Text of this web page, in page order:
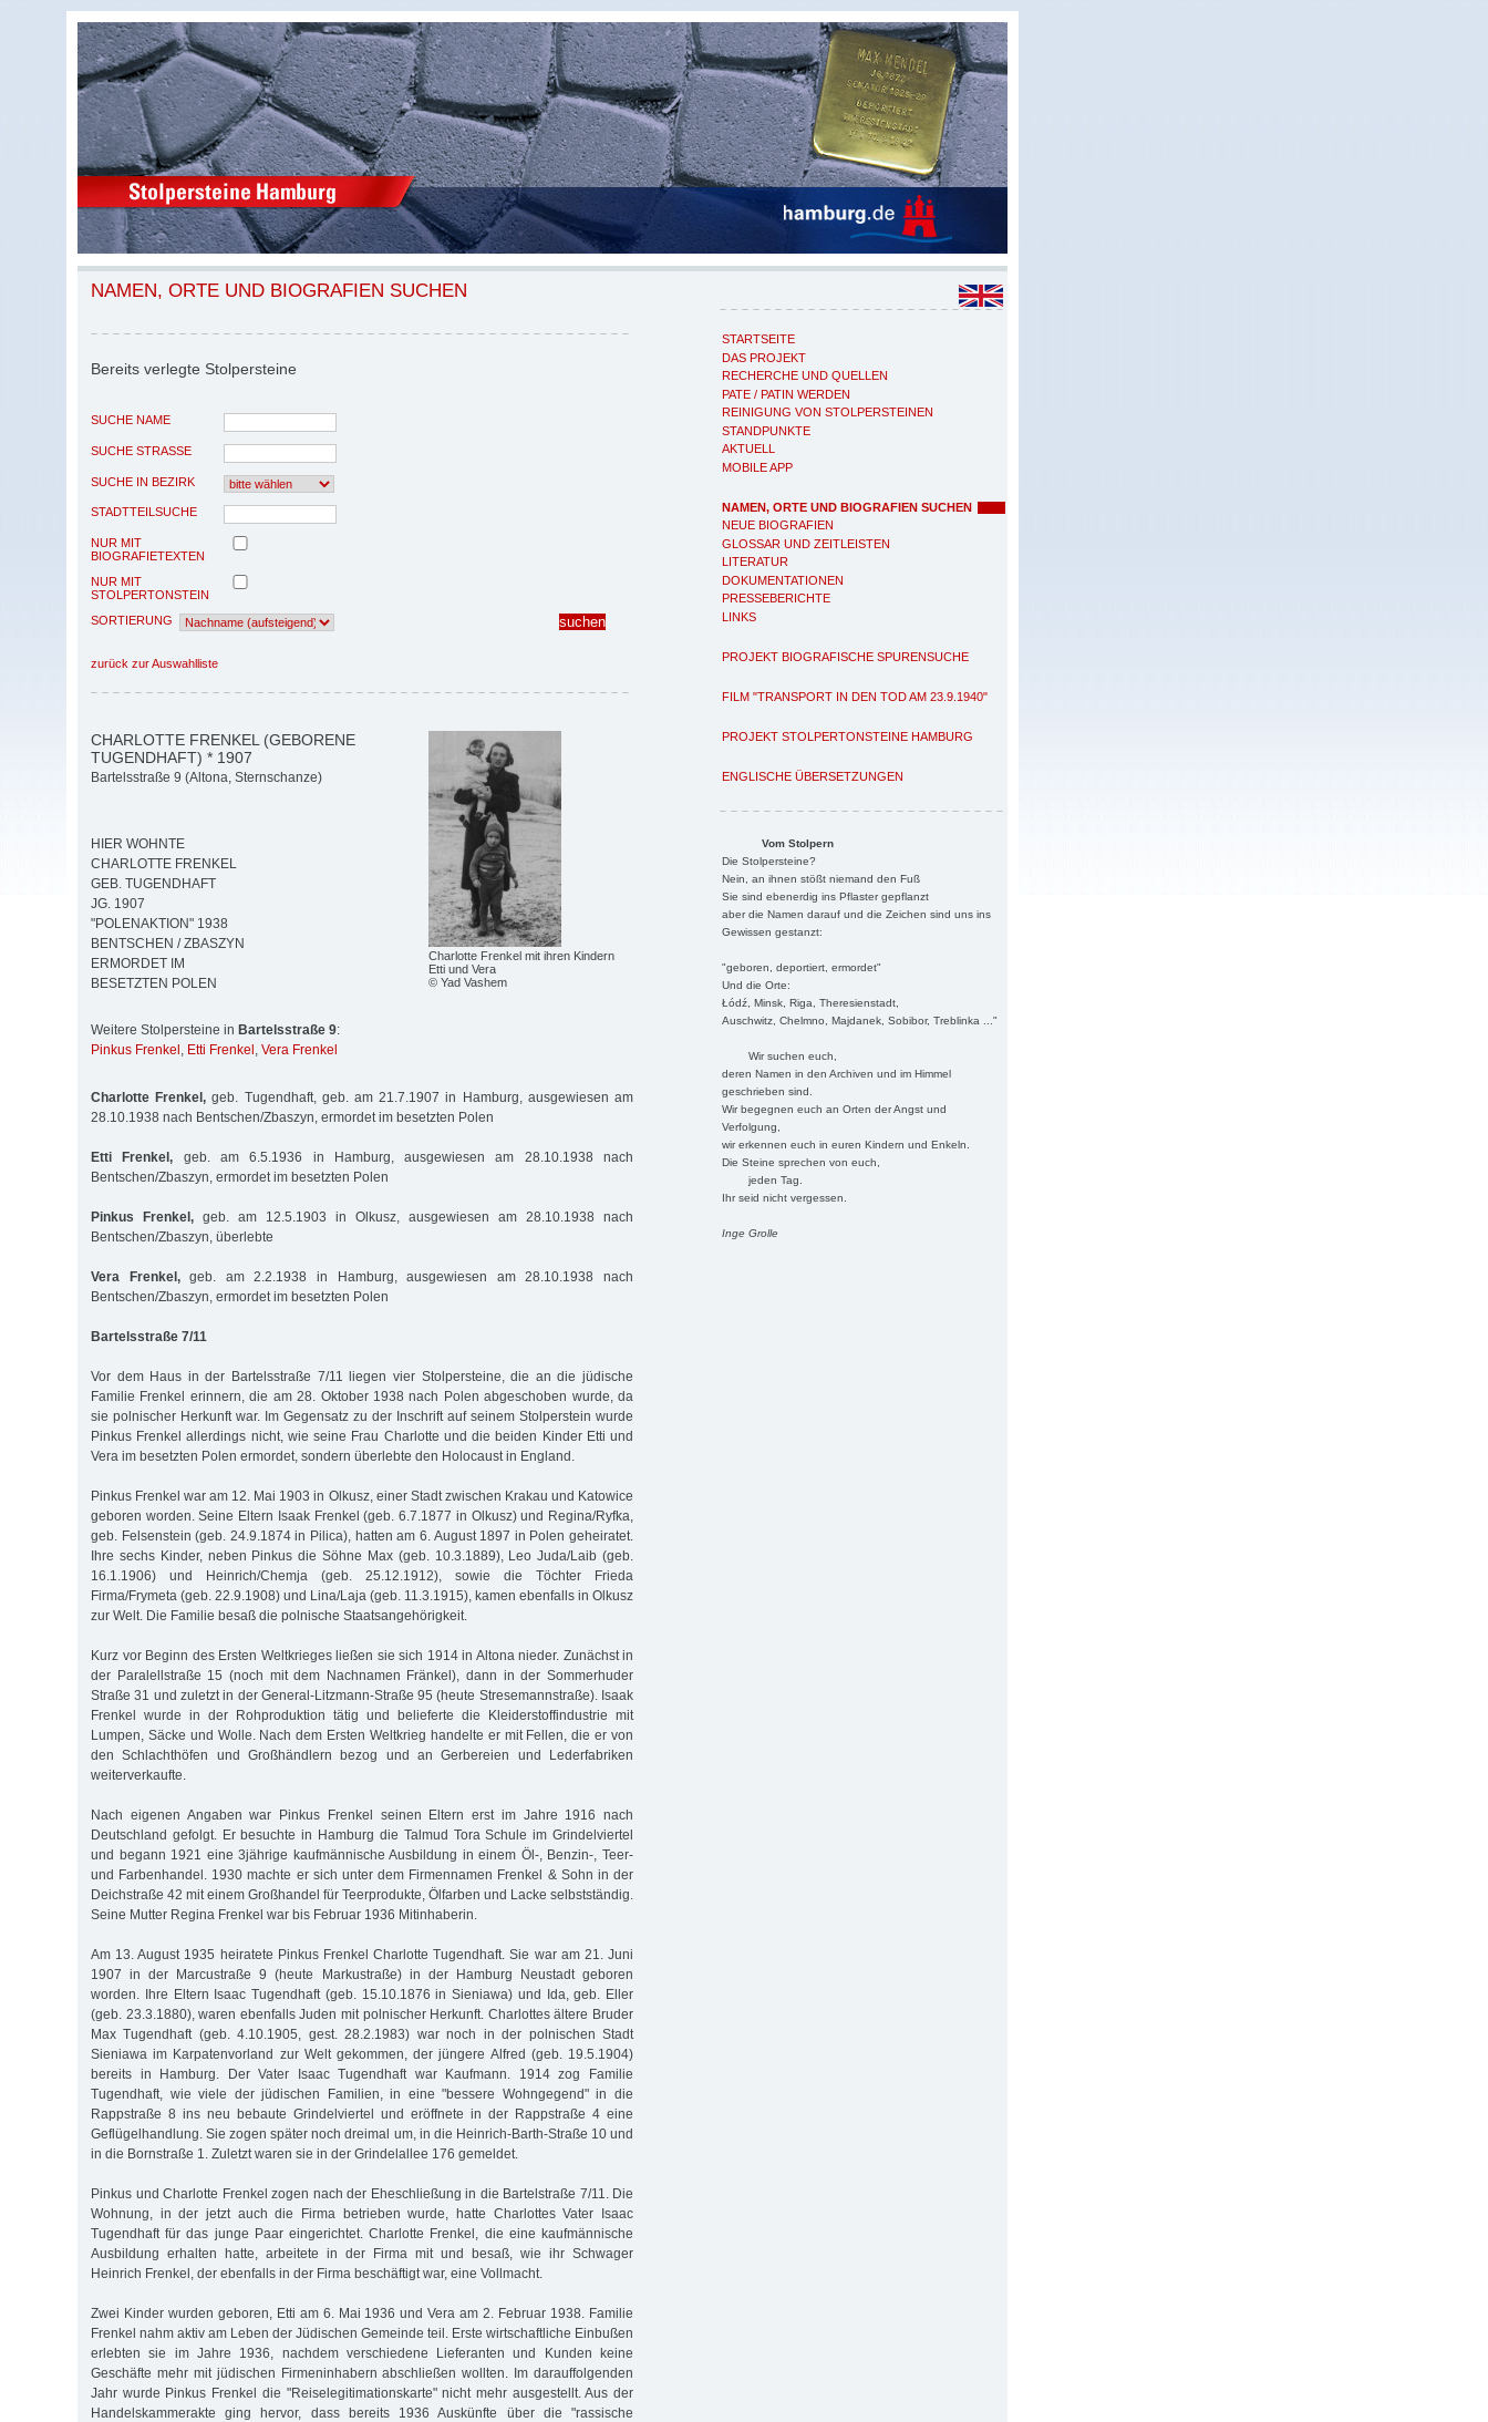
STARTSEITE
DAS PROJEKT
RECHERCHE UND QUELLEN
PATE / PATIN WERDEN
REINIGUNG VON STOLPERSTEINEN
STANDPUNKTE
AKTUELL
MOBILE APP
NAMEN, ORTE UND BIOGRAFIEN SUCHEN
NEUE BIOGRAFIEN
GLOSSAR UND ZEITLEISTEN
LITERATUR
DOKUMENTATIONEN
PRESSEBERICHTE
LINKS
PROJEKT BIOGRAFISCHE SPURENSUCHE
FILM "TRANSPORT IN DEN TOD AM 23.9.1940"
PROJEKT STOLPERTONSTEINE HAMBURG
ENGLISCHE ÜBERSETZUNGEN
Vom Stolpern
Die Stolpersteine?
Nein, an ihnen stößt niemand den Fuß
Sie sind ebenerdig ins Pflaster gepflanzt
aber die Namen darauf und die Zeichen sind uns ins
Gewissen gestanzt:
"geboren, deportiert, ermordet"
Und die Orte:
Łódź, Minsk, Riga, Theresienstadt,
Auschwitz, Chelmno, Majdanek, Sobibor, Treblinka ..."
Wir suchen euch,
deren Namen in den Archiven und im Himmel
geschrieben sind.
Wir begegnen euch an Orten der Angst und
Verfolgung,
wir erkennen euch in euren Kindern und Enkeln.
Die Steine sprechen von euch,
jeden Tag.
Ihr seid nicht vergessen.
Inge Grolle
NAMEN, ORTE UND BIOGRAFIEN SUCHEN
Bereits verlegte Stolpersteine
SUCHE NAME
SUCHE STRASSE
SUCHE IN BEZIRK
STADTTEILSUCHE
NUR MIT
BIOGRAFIETEXTEN
NUR MIT
STOLPERTONSTEIN
SORTIERUNG
zurück zur Auswahlliste
Charlotte Frenkel mit ihren Kindern
Etti und Vera
© Yad Vashem
CHARLOTTE FRENKEL (GEBORENE
TUGENDHAFT) * 1907
Bartelsstraße 9 (Altona, Sternschanze)
HIER WOHNTE
CHARLOTTE FRENKEL
GEB. TUGENDHAFT
JG. 1907
"POLENAKTION" 1938
BENTSCHEN / ZBASZYN
ERMORDET IM
BESETZTEN POLEN
Weitere Stolpersteine in Bartelsstraße 9:
Pinkus Frenkel , Etti Frenkel , Vera Frenkel
Charlotte Frenkel, geb. Tugendhaft, geb. am 21.7.1907 in Hamburg, ausgewiesen am
28.10.1938 nach Bentschen/Zbaszyn, ermordet im besetzten Polen
Etti Frenkel, geb. am 6.5.1936 in Hamburg, ausgewiesen am 28.10.1938 nach
Bentschen/Zbaszyn, ermordet im besetzten Polen
Pinkus Frenkel, geb. am 12.5.1903 in Olkusz, ausgewiesen am 28.10.1938 nach
Bentschen/Zbaszyn, überlebte
Vera Frenkel,geb. am 2.2.1938 in Hamburg, ausgewiesen am 28.10.1938 nach
Bentschen/Zbaszyn, ermordet im besetzten Polen
Bartelsstraße 7/11
Vor dem Haus in der Bartelsstraße 7/11 liegen vier Stolpersteine, die an die jüdische
Familie Frenkel erinnern, die am 28. Oktober 1938 nach Polen abgeschoben wurde, da
sie polnischer Herkunft war. Im Gegensatz zu der Inschrift auf seinem Stolperstein wurde
Pinkus Frenkel allerdings nicht, wie seine Frau Charlotte und die beiden Kinder Etti und
Vera im besetzten Polen ermordet, sondern überlebte den Holocaust in England.
Pinkus Frenkel war am 12. Mai 1903 in Olkusz, einer Stadt zwischen Krakau und Katowice
geboren worden. Seine Eltern Isaak Frenkel (geb. 6.7.1877 in Olkusz) und Regina/Ryfka,
geb. Felsenstein (geb. 24.9.1874 in Pilica), hatten am 6. August 1897 in Polen geheiratet.
Ihre sechs Kinder, neben Pinkus die Söhne Max (geb. 10.3.1889), Leo Juda/Laib (geb.
16.1.1906) und Heinrich/Chemja (geb. 25.12.1912), sowie die Töchter Frieda
Firma/Frymeta (geb. 22.9.1908) und Lina/Laja (geb. 11.3.1915), kamen ebenfalls in Olkusz
zur Welt. Die Familie besaß die polnische Staatsangehörigkeit.
Kurz vor Beginn des Ersten Weltkrieges ließen sie sich 1914 in Altona nieder. Zunächst in
der Paralellstraße 15 (noch mit dem Nachnamen Fränkel), dann in der Sommerhuder
Straße 31 und zuletzt in der General-Litzmann-Straße 95 (heute Stresemannstraße). Isaak
Frenkel wurde in der Rohproduktion tätig und belieferte die Kleiderstoffindustrie mit
Lumpen, Säcke und Wolle. Nach dem Ersten Weltkrieg handelte er mit Fellen, die er von
den Schlachthöfen und Großhändlern bezog und an Gerbereien und Lederfabriken
weiterverkaufte.
Nach eigenen Angaben war Pinkus Frenkel seinen Eltern erst im Jahre 1916 nach
Deutschland gefolgt. Er besuchte in Hamburg die Talmud Tora Schule im Grindelviertel
und begann 1921 eine 3jährige kaufmännische Ausbildung in einem Öl-, Benzin-, Teer-
und Farbenhandel. 1930 machte er sich unter dem Firmennamen Frenkel & Sohn in der
Deichstraße 42 mit einem Großhandel für Teerprodukte, Ölfarben und Lacke selbstständig.
Seine Mutter Regina Frenkel war bis Februar 1936 Mitinhaberin.
Am 13. August 1935 heiratete Pinkus Frenkel Charlotte Tugendhaft. Sie war am 21. Juni
1907 in der Marcustraße 9 (heute Markustraße) in der Hamburg Neustadt geboren
worden. Ihre Eltern Isaac Tugendhaft (geb. 15.10.1876 in Sieniawa) und Ida, geb. Eller
(geb. 23.3.1880), waren ebenfalls Juden mit polnischer Herkunft. Charlottes ältere Bruder
Max Tugendhaft (geb. 4.10.1905, gest. 28.2.1983) war noch in der polnischen Stadt
Sieniawa im Karpatenvorland zur Welt gekommen, der jüngere Alfred (geb. 19.5.1904)
bereits in Hamburg. Der Vater Isaac Tugendhaft war Kaufmann. 1914 zog Familie
Tugendhaft, wie viele der jüdischen Familien, in eine "bessere Wohngegend" in die
Rappstraße 8 ins neu bebaute Grindelviertel und eröffnete in der Rappstraße 4 eine
Geflügelhandlung. Sie zogen später noch dreimal um, in die Heinrich-Barth-Straße 10 und
in die Bornstraße 1. Zuletzt waren sie in der Grindelallee 176 gemeldet.
Pinkus und Charlotte Frenkel zogen nach der Eheschließung in die Bartelstraße 7/11. Die
Wohnung, in der jetzt auch die Firma betrieben wurde, hatte Charlottes Vater Isaac
Tugendhaft für das junge Paar eingerichtet. Charlotte Frenkel, die eine kaufmännische
Ausbildung erhalten hatte, arbeitete in der Firma mit und besaß, wie ihr Schwager
Heinrich Frenkel, der ebenfalls in der Firma beschäftigt war, eine Vollmacht.
Zwei Kinder wurden geboren, Etti am 6. Mai 1936 und Vera am 2. Februar 1938. Familie
Frenkel nahm aktiv am Leben der Jüdischen Gemeinde teil. Erste wirtschaftliche Einbußen
erlebten sie im Jahre 1936, nachdem verschiedene Lieferanten und Kunden keine
Geschäfte mehr mit jüdischen Firmeninhabern abschließen wollten. Im darauffolgenden
Jahr wurde Pinkus Frenkel die "Reiselegitimationskarte" nicht mehr ausgestellt. Aus der
Handelskammerakte ging hervor, dass bereits 1936 Auskünfte über die "rassische